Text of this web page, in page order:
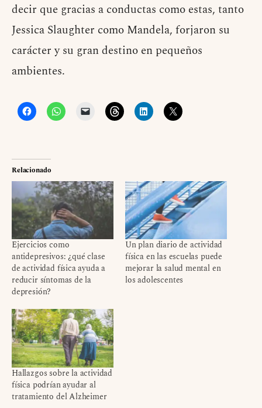
decir que gracias a conductas como estas, tanto
Jessica Slaughter como Mandela, forjaron su
carácter y su gran destino en pequeños
ambientes.
Relacionado
Ejercicios como
antidepresivos: ¿qué clase
de actividad física ayuda a
reducir síntomas de la
depresión?
Un plan diario de actividad
física en las escuelas puede
mejorar la salud mental en
los adolescentes
Hallazgos sobre la actividad
física podrían ayudar al
tratamiento del Alzheimer